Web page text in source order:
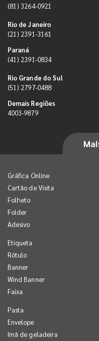
(81) 3264-0921
Rio de Janeiro
(21) 2391-3161
Paraná
(41) 2391-0834
Rio Grande do Sul
(51) 2797-0488
Demais Regiões
4003-9879
Gráfica Online
Cartão de Visita
Folheto
Folder
Adesivo
Etiqueta
Rótulo
Banner
Wind Banner
Faixa
Pasta
Envelope
Imã de geladeira